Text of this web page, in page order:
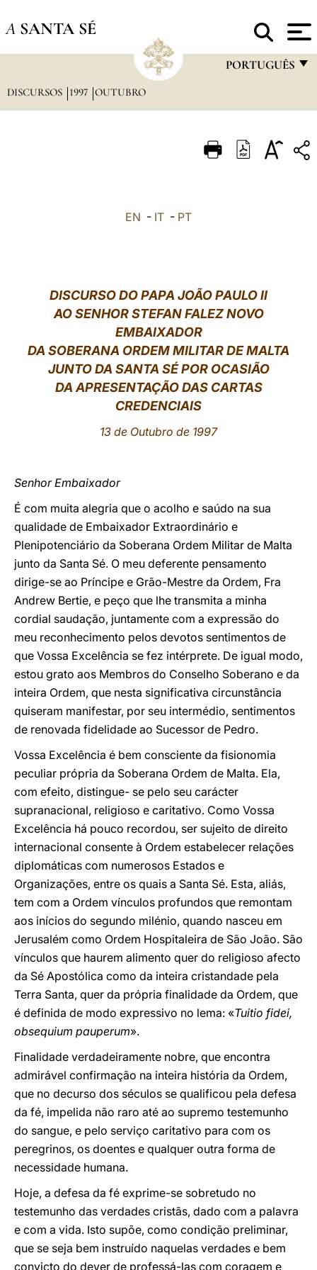
A SANTA SÉ
PORTUGUÊS
ITALIANO
中文
DISCURSOS 1997 OUTUBRO
EN - IT - PT
DISCURSO DO PAPA JOÃO PAULO II
AO SENHOR STEFAN FALEZ NOVO
EMBAIXADOR
DA SOBERANA ORDEM MILITAR DE MALTA
JUNTO DA SANTA SÉ POR OCASIÃO
DA APRESENTAÇÃO DAS CARTAS
CREDENCIAIS
13 de Outubro de 1997
Senhor Embaixador
É com muita alegria que o acolho e saúdo na sua
qualidade de Embaixador Extraordinário e
Plenipotenciário da Soberana Ordem Militar de Malta
junto da Santa Sé. O meu deferente pensamento
dirige-se ao Príncipe e Grão-Mestre da Ordem, Fra
Andrew Bertie, e peço que lhe transmita a minha
cordial saudação, juntamente com a expressão do
meu reconhecimento pelos devotos sentimentos de
que Vossa Excelência se fez intérprete. De igual modo,
estou grato aos Membros do Conselho Soberano e da
inteira Ordem, que nesta significativa circunstância
quiseram manifestar, por seu intermédio, sentimentos
de renovada fidelidade ao Sucessor de Pedro.
Vossa Excelência é bem consciente da fisionomia
peculiar própria da Soberana Ordem de Malta. Ela,
com efeito, distingue- se pelo seu carácter
supranacional, religioso e caritativo. Como Vossa
Excelência há pouco recordou, ser sujeito de direito
internacional consente à Ordem estabelecer relações
diplomáticas com numerosos Estados e
Organizações, entre os quais a Santa Sé. Esta, aliás,
tem com a Ordem vínculos profundos que remontam
aos inícios do segundo milénio, quando nasceu em
Jerusalém como Ordem Hospitaleira de São João. São
vínculos que haurem alimento quer do religioso afecto
da Sé Apostólica como da inteira cristandade pela
Terra Santa, quer da própria finalidade da Ordem, que
é definida de modo expressivo no lema: «Tuitio fidei,
obsequium pauperum».
Finalidade verdadeiramente nobre, que encontra
admirável confirmação na inteira história da Ordem,
que no decurso dos séculos se qualificou pela defesa
da fé, impelida não raro até ao supremo testemunho
do sangue, e pelo serviço caritativo para com os
peregrinos, os doentes e qualquer outra forma de
necessidade humana.
Hoje, a defesa da fé exprime-se sobretudo no
testemunho das verdades cristãs, dado com a palavra
e com a vida. Isto supõe, como condição preliminar,
que se seja bem instruído naquelas verdades e bem
convicto do dever de professá-las com coragem e